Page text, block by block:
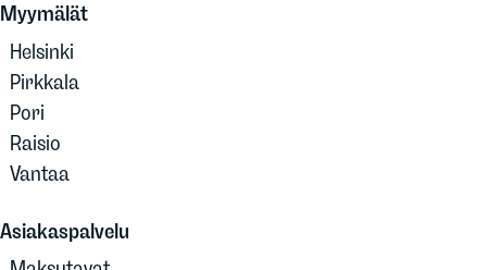
Myymälät
Helsinki
Pirkkala
Pori
Raisio
Vantaa
Asiakaspalvelu